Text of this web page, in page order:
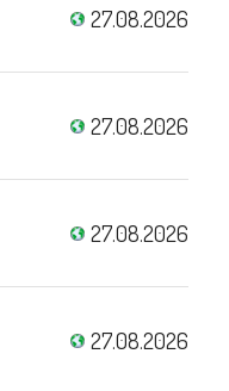
27.08.2026
27.08.2026
27.08.2026
27.08.2026